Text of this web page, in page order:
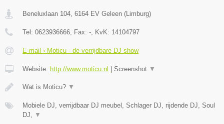
Beneluxlaan 104 6164 EV Geleen (Limburg)
Tel: 0623936666 , Fax: - , KvK: 14104797
E-mail › Moticu - de verrijdbare DJ show
Website: http://www.moticu.nl | Screenshot ▼
Wat is Moticu? ▼
Mobiele DJ, verrijdbaar DJ meubel, Schlager DJ, rijdende DJ, Soul
DJ,
▼